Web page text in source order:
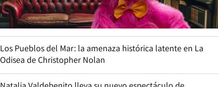
Los Pueblos del Mar: la amenaza histórica latente en La
Odisea de Christopher Nolan